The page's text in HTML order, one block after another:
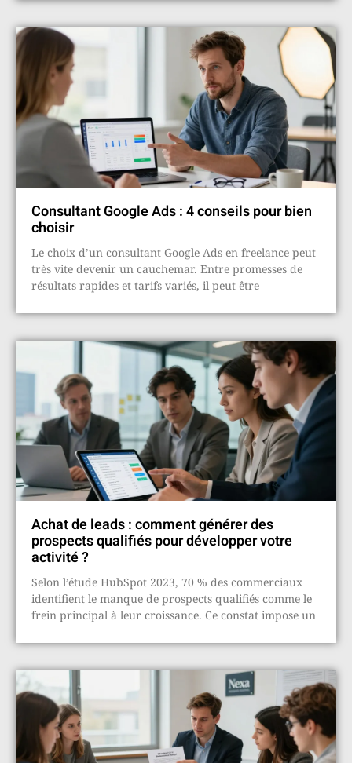
Consultant Google Ads : 4 conseils pour bien
choisir
Le choix d’un consultant Google Ads en freelance peut
très vite devenir un cauchemar. Entre promesses de
résultats rapides et tarifs variés, il peut être
Achat de leads : comment générer des
prospects qualifiés pour développer votre
activité ?
Selon l’étude HubSpot 2023, 70 % des commerciaux
identifient le manque de prospects qualifiés comme le
frein principal à leur croissance. Ce constat impose un